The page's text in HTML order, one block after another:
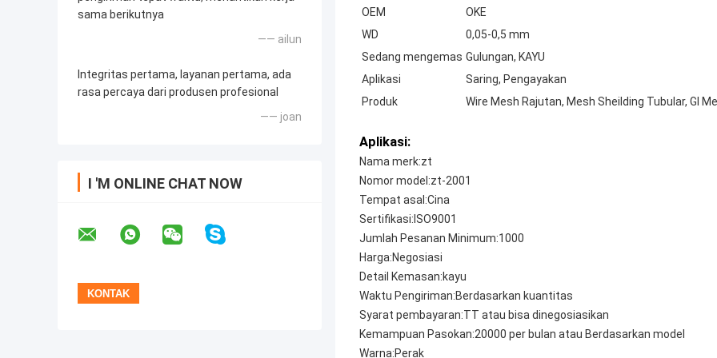
sama berikutnya
—— ailun
Integritas pertama, layanan pertama, ada
rasa percaya dari produsen profesional
—— joan
I 'M ONLINE CHAT NOW
OEM
OKE
WD
0,05-0,5 mm
Sedang mengemas Gulungan, KAYU
Aplikasi
Saring, Pengayakan
Produk
Wire Mesh Rajutan, Mesh Sheilding Tubular, GI
Aplikasi:
Nama merk:zt
Nomor model:zt-2001
Tempat asal:Cina
Sertifikasi: ISO9001
Jumlah Pesanan Minimum:1000
Harga:Negosiasi
Detail Kemasan:kayu
Waktu Pengiriman:Berdasarkan kuantitas
Syarat pembayaran:TT atau bisa dinegosiasikan
Kemampuan Pasokan:20000 per bulan atau Berdasarkan model
Warna:Perak